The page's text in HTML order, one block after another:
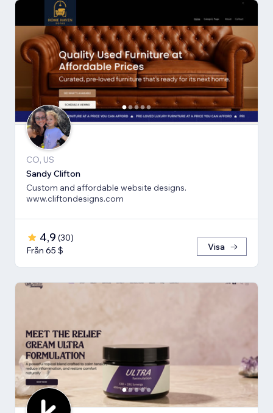
CO, US
Sandy Clifton
Custom and affordable website designs.
www.cliftondesigns.com
4,9 (30)
Från 65 $
Visa